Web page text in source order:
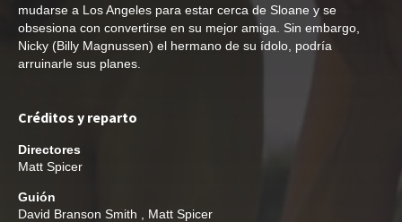
mudarse a Los Angeles para estar cerca de Sloane y se
obsesiona con convertirse en su mejor amiga. Sin embargo,
Nicky (Billy Magnussen) el hermano de su ídolo, podría
arruinarle sus planes.
Créditos y reparto
Directores
Matt Spicer
Guión
David Branson Smith
Matt Spicer